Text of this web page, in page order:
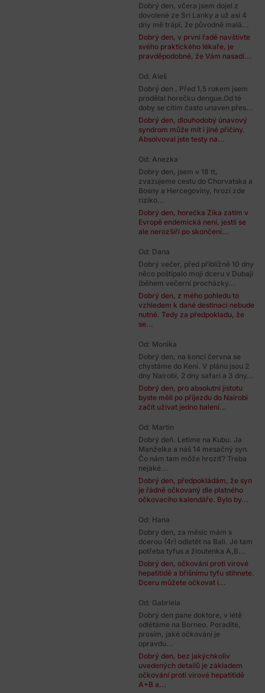
Dobrý den, včera jsem dojel z
dovolené ze Srí Lanky a už asi 4
dny mě trápí, že původně malá...
Dobrý den, v první řadě navštivte
svého praktického lékaře, je
pravděpodobné, že Vám nasadí...
Od: Aleš
Dobrý den , Před 1,5 rokem jsem
prodělal horečku dengue.Od té
doby se cítím často unaven přes...
Dobrý den, dlouhodobý únavový
syndrom může mít i jiné příčiny.
Absolvoval jste testy na...
Od: Anezka
Dobry den, jsem v 18 tt,
zvazujeme cestu do Chorvatska a
Bosny a Hercegoviny, hrozí zde
riziko...
Dobrý den, horečka Zika zatím v
Evropě endemická není, jestli se
ale nerozšíří po skončení...
Od: Dana
Dobrý večer, před přibližně 10 dny
něco poštípalo moji dceru v Dubaji
(během večerní procházky...
Dobrý den, z mého pohledu to
vzhledem k dané destinaci nebude
nutné. Tedy za předpokladu, že
se...
Od: Monika
Dobrý den, na konci června se
chystáme do Keni. V plánu jsou 2
dny Nairobi, 2 dny safari a 3 dny...
Dobrý den, pro absolutní jistotu
byste měli po příjezdu do Nairobi
začít užívat jedno balení...
Od: Martin
Dobrý deň. Letíme na Kubu. Ja
Manželka a náš 14 mesačný syn.
Čo nám tam môže hroziť? Treba
nejaké...
Dobrý den, předpokládám, že syn
je řádně očkovaný dle platného
očkovacího kalendáře. Bylo by...
Od: Hana
Dobry den, za měsíc mám s
dcerou (4r) odletět na Bali. Je tam
potřeba tyfus a žloutenka A,B...
Dobrý den, očkování proti virové
hepatitidě a břišnímu tyfu stihnete.
Dceru můžete očkovat i...
Od: Gabriela
Dobrý den pane doktore, v létě
odlétáme na Borneo. Poradíte,
prosím, jaké očkování je
opravdu...
Dobrý den, bez jakýchkoliv
uvedených detailů je základem
očkování proti virové hepatitidě
A+B a...